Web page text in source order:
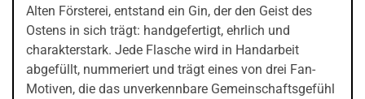
Alten Försterei, entstand ein Gin, der den Geist des
Ostens in sich trägt: handgefertigt, ehrlich und
charakterstark. Jede Flasche wird in Handarbeit
abgefüllt, nummeriert und trägt eines von drei Fan-
Motiven, die das unverkennbare Gemeinschaftsgefühl